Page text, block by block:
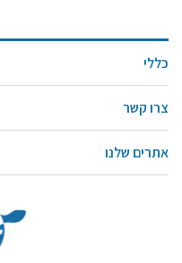
כללי
צרו קשר
אתרים שלנו